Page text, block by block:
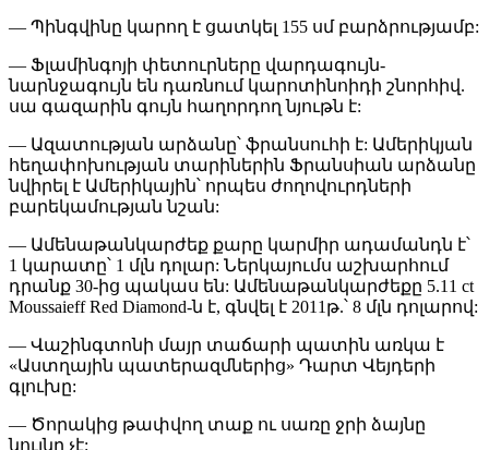
— Պինգվինը կարող է ցատկել 155 սմ բարձրությամբ:
— Ֆլամինգոյի փետուրները վարդագույն-
նարնջագույն են դառնում կարոտինոիդի շնորհիվ.
սա գազարին գույն հաղորդող նյութն է:
— Ազատության արձանը՝ ֆրանսուհի է: Ամերիկյան
հեղափոխության տարիներին Ֆրանսիան արձանը
նվիրել է Ամերիկային՝ որպես ժողովուրդների
բարեկամության նշան:
— Ամենաթանկարժեք քարը կարմիր ադամանդն է՝
1 կարատը՝ 1 մլն դոլար: Ներկայումս աշխարհում
դրանք 30-ից պակաս են: Ամենաթանկարժեքը 5.11 ct
Moussaieff Red Diamond-ն է, գնվել է 2011թ.՝ 8 մլն դոլարով:
— Վաշինգտոնի մայր տաճարի պատին առկա է
«Աստղային պատերազմներից» Դարտ Վեյդերի
գլուխը:
— Ծորակից թափվող տաք ու սառը ջրի ձայնը
նույնը չէ: